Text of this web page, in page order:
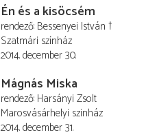
Én és a kisöcsém
rendező Bessenyei István †
Szatmári színház
2014. december 30.
Mágnás Miska
rendező Harsányi Zsolt
Marosvásárhelyi szinház
2014. december 31.